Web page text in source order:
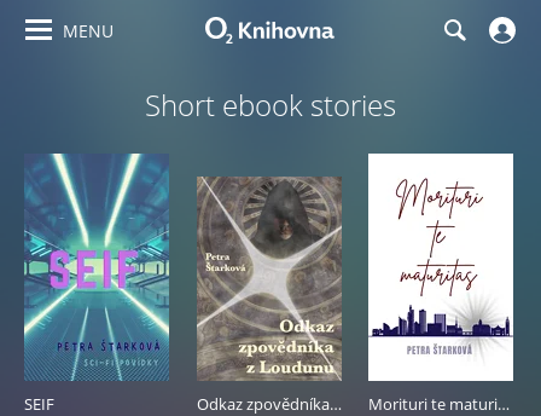
MENU
Short ebook stories
SEIF Odkaz zpovědníka z Loudunu Morituri te maturitas